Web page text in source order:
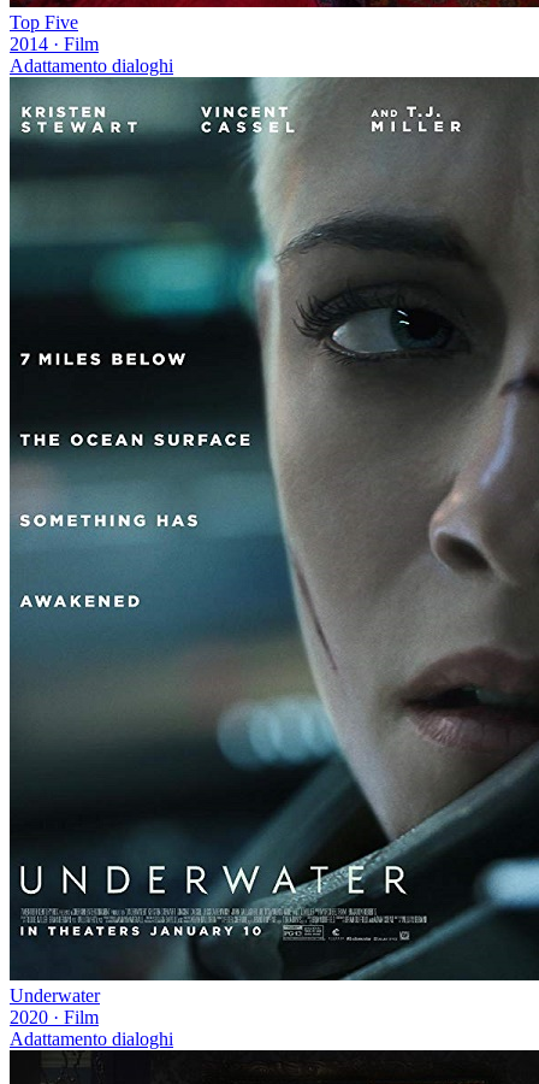
Top Five
2014 · Film
Adattamento dialoghi
Underwater
2020 · Film
Adattamento dialoghi